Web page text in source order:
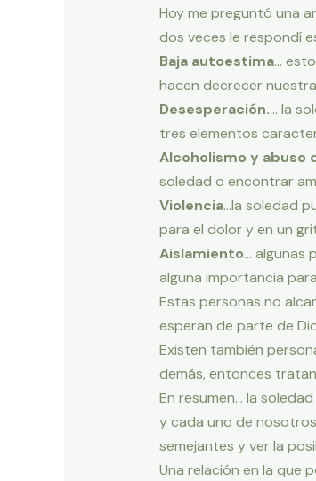
Hoy me preguntó una
dos veces le respondí
Baja autoestima…
hacen decrecer
Desesperación.… la
tres elementos
Alcoholismo y abuso
soledad o encontrar
Violencia…la soledad
para el dolor y en un
Aislamiento… algunas
alguna importancia
Estas personas no
esperan de parte de
Existen también
demás, entonces
En resumen… la
y cada uno de
semejantes y ver la
Una relación en la que